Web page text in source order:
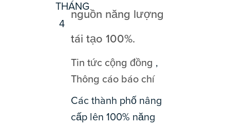
THÁNG
4
nguồn năng lượng
tái tạo 100%.
Tin tức cộng đồng ,
Thông cáo báo chí
Các thành phố nâng
cấp lên 100% năng